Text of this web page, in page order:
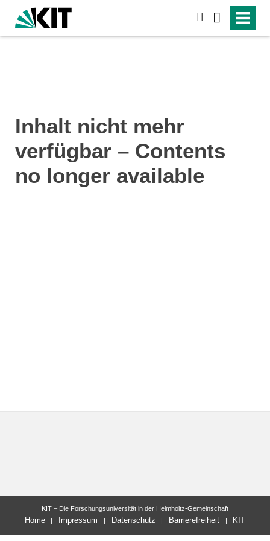
Inhalt nicht mehr
verfügbar – Contents
no longer available
KIT – Die Forschungsuniversität in der Helmholtz-Gemeinschaft
Home Impressum Datenschutz Barrierefreiheit KIT